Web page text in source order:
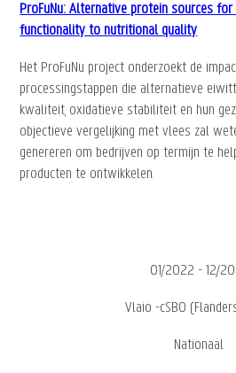
ProFuNu: Alternative protein sources
functionality to nutritional quality
Het ProFuNu project onderzoekt de
processingstappen die alternatieve
kwaliteit, oxidatieve stabiliteit en hun
objectieve vergelijking met vlees zal
genereren om bedrijven op termijn te
producten te ontwikkelen.
01/2022 - 12/
Vlaio -cSBO
Nationaal